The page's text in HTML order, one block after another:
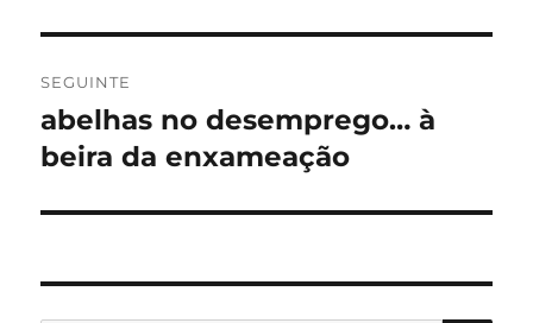
SEGUINTE
Artigo
seguinte:
abelhas no desemprego… à
beira da enxameação